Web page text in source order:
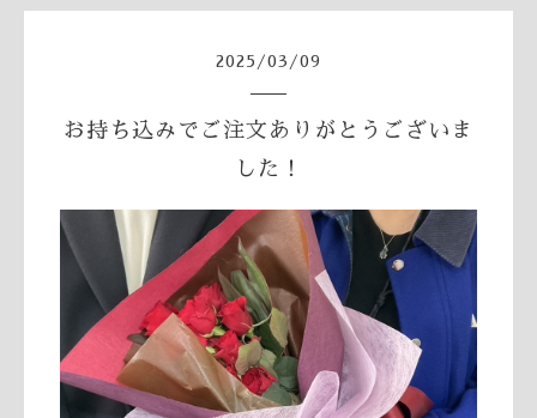
2025 /03 /09
お持ち込みでご注文ありがとうございま
した！